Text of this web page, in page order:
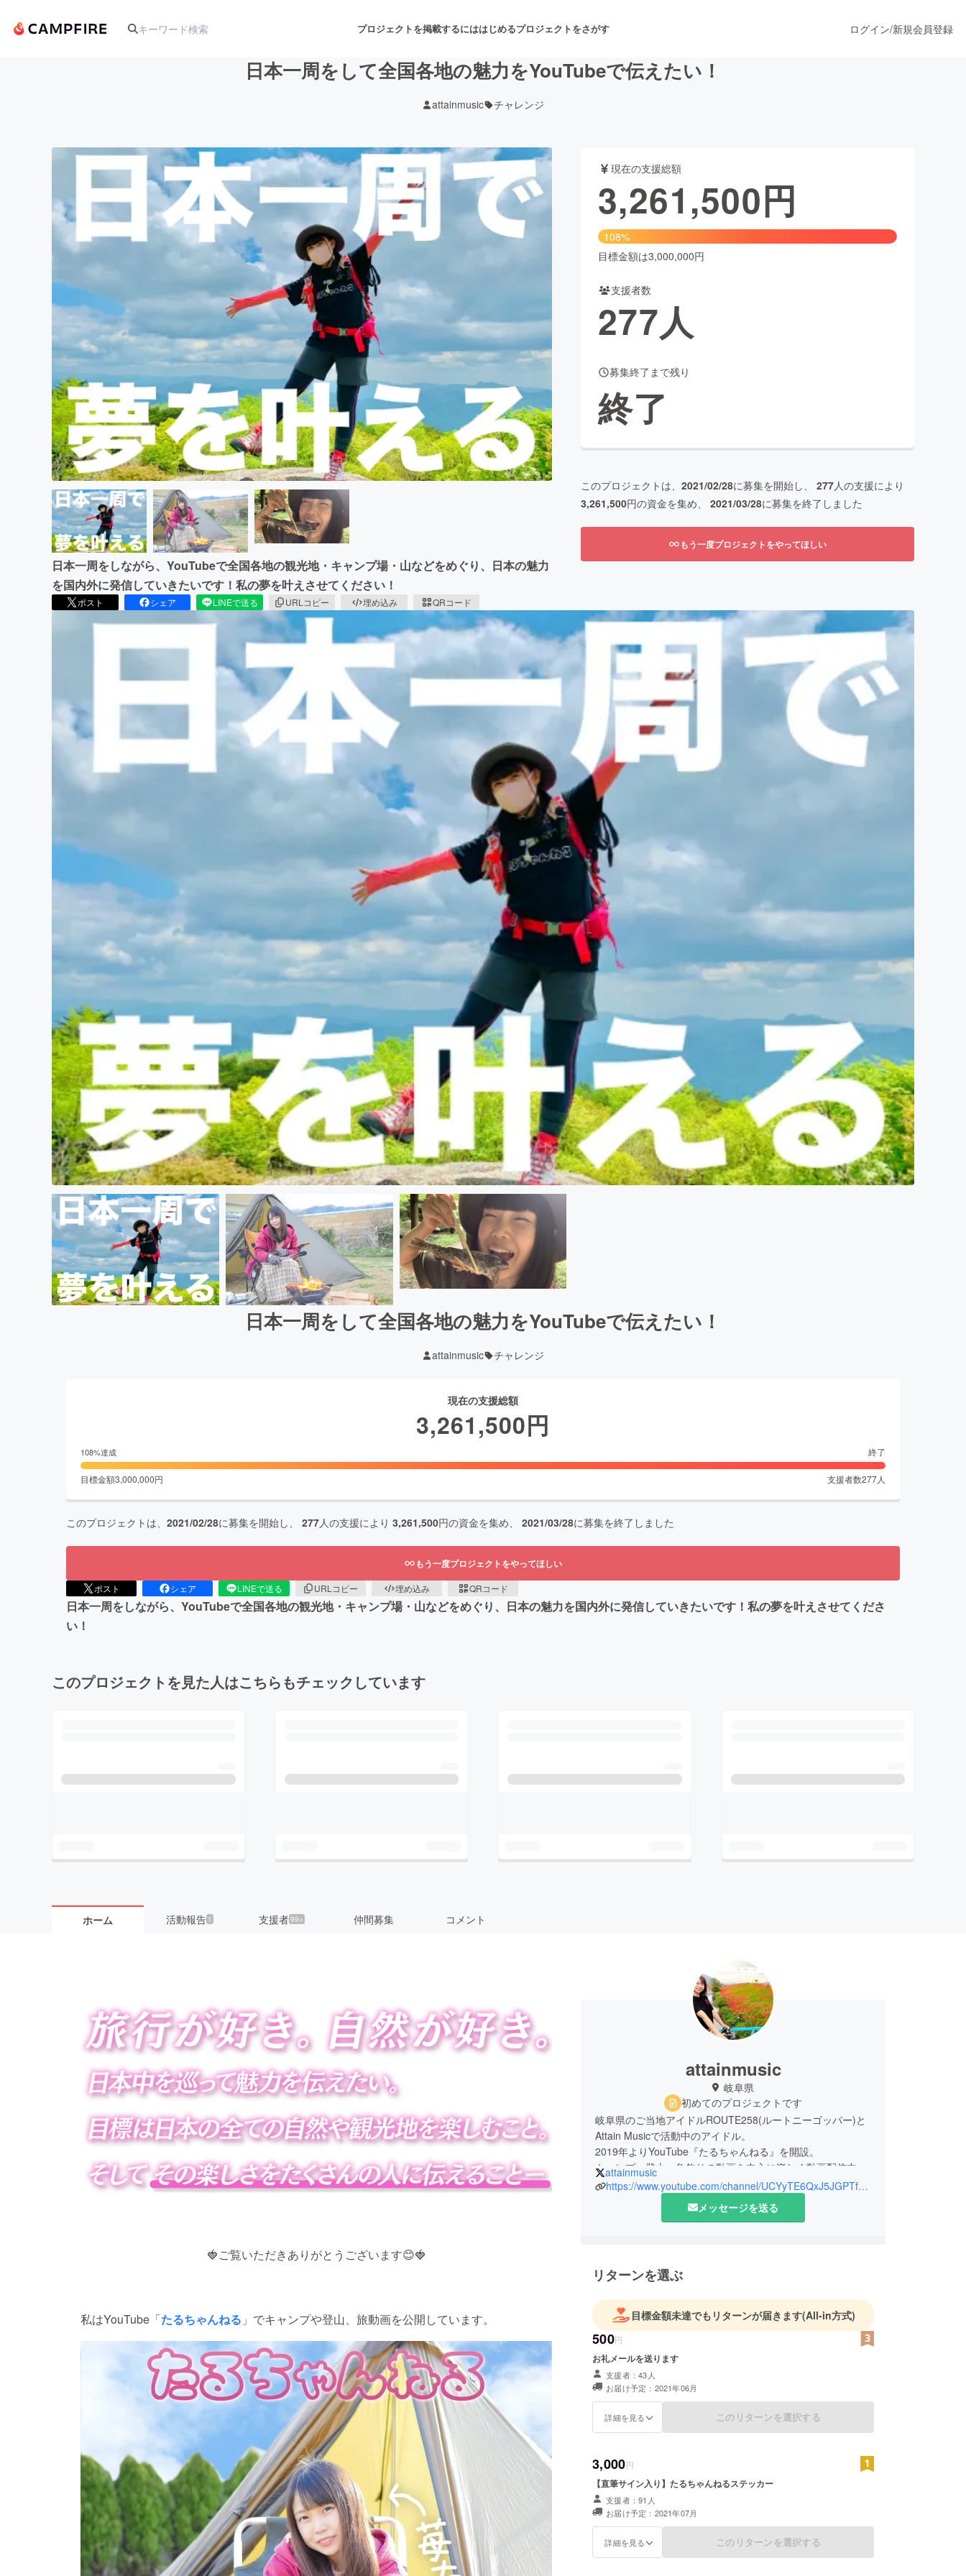
プロジェクトを掲載するにははじめるプロジェクトをさがす
アート・写真 音楽 舞台・パフォーマンス
テクノロジー・ガジェット ゲーム・サービス開発 ファッション
書籍・雑誌出版
ビジネス・起業 チャレンジ ビューティー・ヘルスケア
まちづくり・地域活性化
CAMPFIRE for Social Good
CAMPFIREふるさと納税machi-ya
ログイン/新規会員登録
日本一周をして全国各地の魅力をYouTubeで伝えたい！
attainmusic チャレンジ
日本一周をしながら、YouTubeで全国各地の観光地・キャンプ場・山などをめぐり、日本の魅力
を国内外に発信していきたいです！私の夢を叶えさせてください！
ポスト シェア LINEで送る URLコピー 埋め込み QRコード
現在の支援総額
3,261,500円
108%
目標金額は3,000,000円
支援者数
277人
募集終了まで残り
終了
このプロジェクトは、 2021/02/28に募集を開始し、 277人の支援により
3,261,500円の資金を集め、 2021/03/28に募集を終了しました
もう一度プロジェクトをやってほしい
日本一周をして全国各地の魅力をYouTubeで伝えたい！
attainmusic チャレンジ
現在の支援総額
3,261,500円
108%達成 終了
目標金額3,000,000円 支援者数277人
このプロジェクトは、 2021/02/28に募集を開始し、 277人の支援により 3,261,500円の資金を集め、 2021/03/28に募集を終了しました
もう一度プロジェクトをやってほしい
ポスト シェア LINEで送る URLコピー 埋め込み QRコード
日本一周をしながら、YouTubeで全国各地の観光地・キャンプ場・山などをめぐり、日本の魅力を国内外に発信していきたいです！私の夢を叶えさせてくださ
い！
このプロジェクトを見た人はこちらもチェックしています
ホーム 活動報告 1 支援者99+ 仲間募集 コメント
🍓ご覧いただきありがとうございます😊🍓
私はYouTube「たるちゃんねる 」でキャンプや登山、旅動画を公開しています。
attainmusic
岐阜県
初めてのプロジェクトです
岐阜県のご当地アイドルROUTE258(ルートニーゴッパー)と
Attain Musicで活動中のアイドル。
2019年よりYouTube『たるちゃんねる』を開設。
キャンプ・登山・魚釣りの動画を中心に楽しく動画配信中。
attainmusic
https://www.youtube.com/channel/UCYyTE6QxJ5JGPTfPh6lP34Q
メッセージを送る
リターンを選ぶ
目標金額未達でもリターンが届きます(All-in方式)
500円
お礼メールを送ります
支援者：43人
お届け予定：2021年06月
詳細を見る このリターンを選択する
3,000円
【直筆サイン入り】たるちゃんねるステッカー
支援者：91人
お届け予定：2021年07月
詳細を見る このリターンを選択する